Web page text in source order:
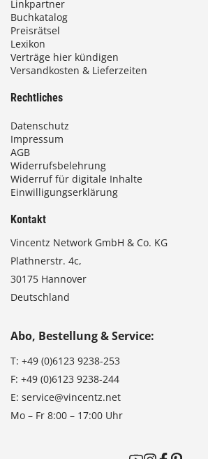
Linkpartner
Buchkatalog
Preisrätsel
Lexikon
Verträge hier kündigen
Versandkosten & Lieferzeiten
Rechtliches
Datenschutz
Impressum
AGB
Widerrufsbelehrung
Widerruf für digitale Inhalte
Einwilligungserklärung
Kontakt
Vincentz Network GmbH & Co. KG
Plathnerstr. 4c,
30175 Hannover
Deutschland
Abo, Bestellung & Service:
T: +49 (0)6123 9238-253
F: +49 (0)6123 9238-244
E: service@vincentz.net
Mo – Fr 8:00 – 17:00 Uhr